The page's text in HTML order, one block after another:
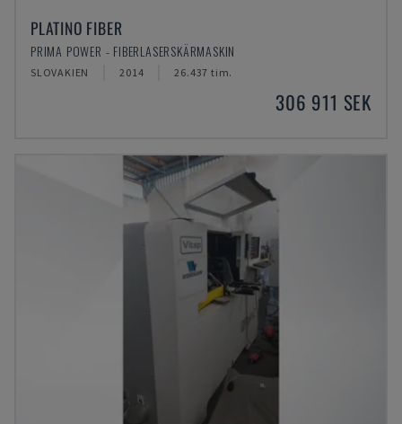
PLATINO FIBER
PRIMA POWER - FIBERLASERSKÄRMASKIN
SLOVAKIEN 2014 26.437 tim.
306 911 SEK